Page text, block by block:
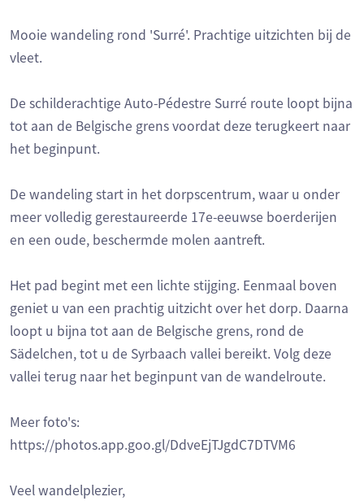
Mooie wandeling rond 'Surré'. Prachtige uitzichten bij de
vleet.
De schilderachtige Auto-Pédestre Surré route loopt bijna
tot aan de Belgische grens voordat deze terugkeert naar
het beginpunt.
De wandeling start in het dorpscentrum, waar u onder
meer volledig gerestaureerde 17e-eeuwse boerderijen
en een oude, beschermde molen aantreft.
Het pad begint met een lichte stijging. Eenmaal boven
geniet u van een prachtig uitzicht over het dorp. Daarna
loopt u bijna tot aan de Belgische grens, rond de
Sädelchen, tot u de Syrbaach vallei bereikt. Volg deze
vallei terug naar het beginpunt van de wandelroute.
Meer foto's:
https://photos.app.goo.gl/DdveEjTJgdC7DTVM6
Veel wandelplezier,